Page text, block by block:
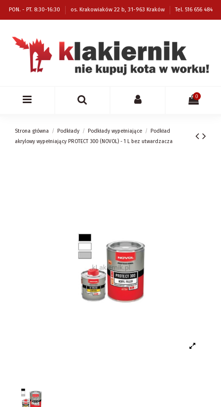
PON. - PT. 8:30-16:30 os. Krakowiaków 22 b, 31-963 Kraków Tel. 516 656 484
0
Strona główna Podkłady Podkłady wypełniające
Podkład
akrylowy wypełniający PROTECT 300 (NOVOL) - 1 L bez utwardzacza